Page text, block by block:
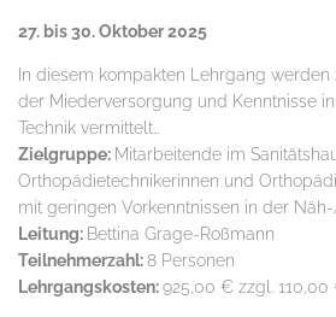
27. bis 30. Oktober 2025
In diesem kompakten Lehrgang werden
der Miederversorgung und Kenntnisse
Technik vermittelt…
Zielgruppe: Mitarbeitende im
Orthopädietechnikerinnen und
mit geringen Vorkenntnissen in der
Leitung: Bettina Grage-Roßmann
Teilnehmerzahl:8 Personen
Lehrgangskosten:925,00 € zzgl.